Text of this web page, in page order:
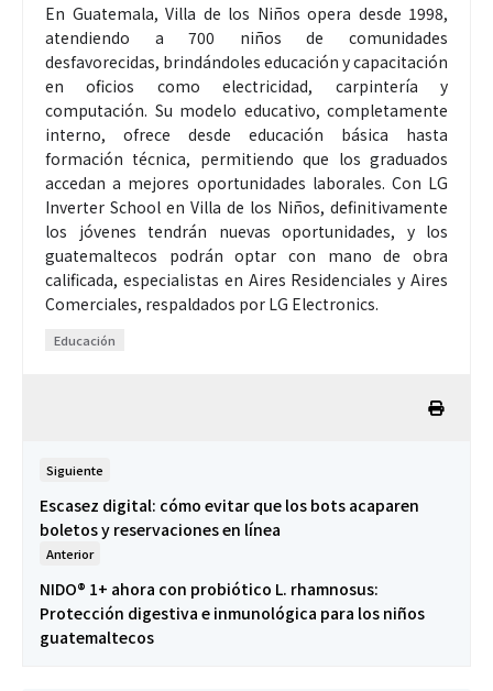
En Guatemala, Villa de los Niños opera desde 1998,
atendiendo a 700 niños de comunidades
desfavorecidas, brindándoles educación y capacitación
en oficios como electricidad, carpintería y
computación. Su modelo educativo, completamente
interno, ofrece desde educación básica hasta
formación técnica, permitiendo que los graduados
accedan a mejores oportunidades laborales. Con LG
Inverter School en Villa de los Niños, definitivamente
los jóvenes tendrán nuevas oportunidades, y los
guatemaltecos podrán optar con mano de obra
calificada, especialistas en Aires Residenciales y Aires
Comerciales, respaldados por LG Electronics.
Educación
Siguiente
Escasez digital: cómo evitar que los bots acaparen
boletos y reservaciones en línea
Anterior
NIDO® 1+ ahora con probiótico L. rhamnosus:
Protección digestiva e inmunológica para los niños
guatemaltecos